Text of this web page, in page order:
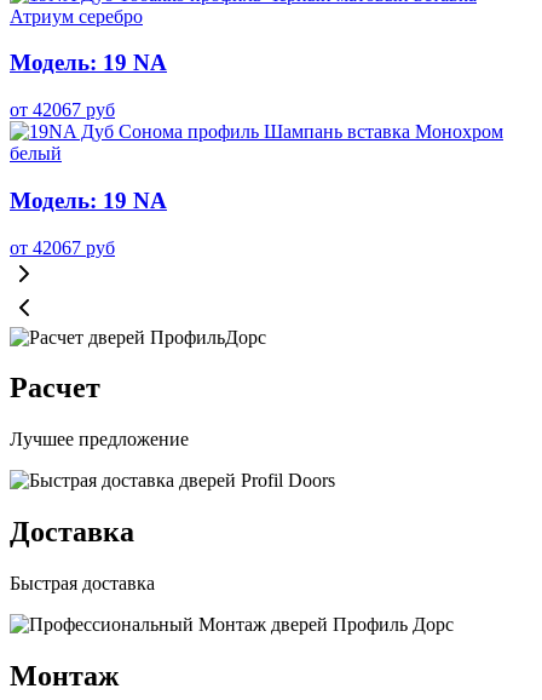
Модель: 19 NA
от 42067 руб
Модель: 19 NA
от 42067 руб
Расчет
Лучшее предложение
Доставка
Быстрая доставка
Монтаж